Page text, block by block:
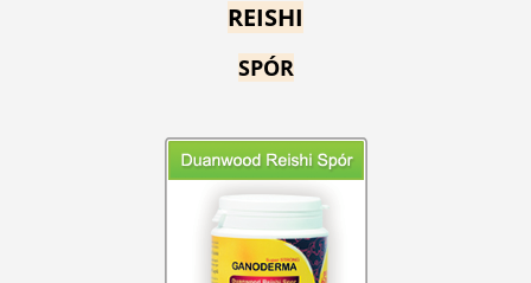
REISHI
SPÓR